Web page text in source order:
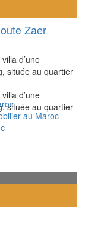
au Maroc
Zaer
d’une
située au quartier
d’une
située au quartier